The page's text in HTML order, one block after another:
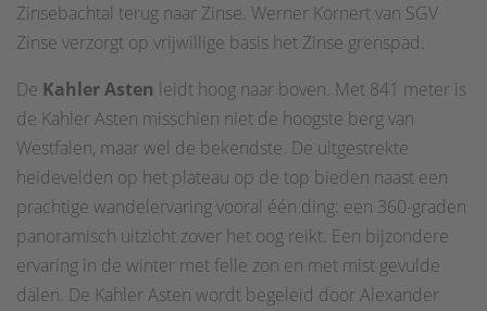
Zinsebachtal terug naar Zinse. Werner Körnert van SGV
Zinse verzorgt op vrijwillige basis het Zinse grenspad.
De Kahler Asten leidt hoog naar boven. Met 841 meter is
de Kahler Asten misschien niet de hoogste berg van
Westfalen, maar wel de bekendste. De uitgestrekte
heidevelden op het plateau op de top bieden naast een
prachtige wandelervaring vooral één ding: een 360-graden
panoramisch uitzicht zover het oog reikt. Een bijzondere
ervaring in de winter met felle zon en met mist gevulde
dalen. De Kahler Asten wordt begeleid door Alexander